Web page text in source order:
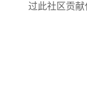
过此社区贡献